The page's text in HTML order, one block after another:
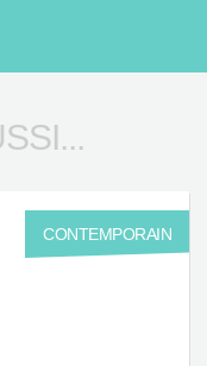
CONTEMPORAIN